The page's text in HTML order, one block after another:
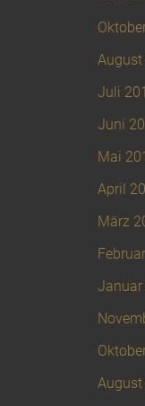
Juli
Juni
Mai
April
März
Januar